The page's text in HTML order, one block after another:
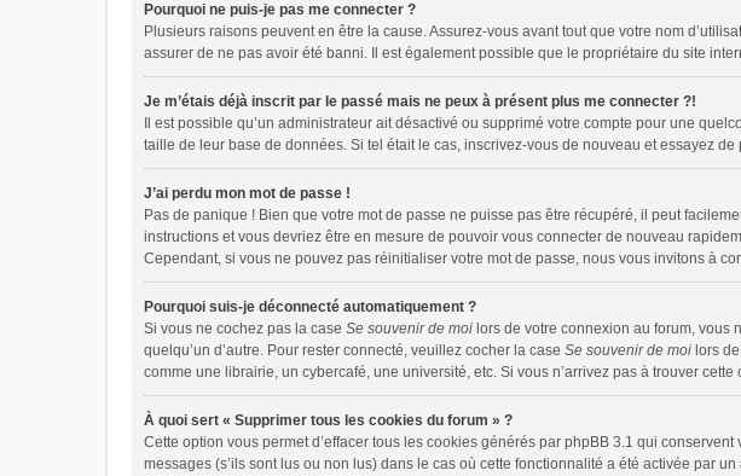
Pourquoi ne puis-je pas me connecter ?
Plusieurs raisons peuvent en être la cause. Assurez-vous avant tout que votre nom
assurer de ne pas avoir été banni. Il est également possible que le propriétaire du site
Je m’étais déjà inscrit par le passé mais ne peux à présent plus me connecter ?!
Il est possible qu’un administrateur ait désactivé ou supprimé votre compte pour une
taille de leur base de données. Si tel était le cas, inscrivez-vous de nouveau et essayez
J’ai perdu mon mot de passe !
Pas de panique ! Bien que votre mot de passe ne puisse pas être récupéré, il peut
instructions et vous devriez être en mesure de pouvoir vous connecter de nouveau
Cependant, si vous ne pouvez pas réinitialiser votre mot de passe, nous vous invitons à
Pourquoi suis-je déconnecté automatiquement ?
Si vous ne cochez pas la case Se souvenir de moi lors de votre connexion au forum, vous
quelqu’un d’autre. Pour rester connecté, veuillez cocher la case Se souvenir de moi lors
comme une librairie, un cybercafé, une université, etc. Si vous n’arrivez pas à trouver
À quoi sert « Supprimer tous les cookies du forum » ?
Cette option vous permet d’effacer tous les cookies générés par phpBB 3.1 qui
messages (s’ils sont lus ou non lus) dans le cas où cette fonctionnalité a été activée par